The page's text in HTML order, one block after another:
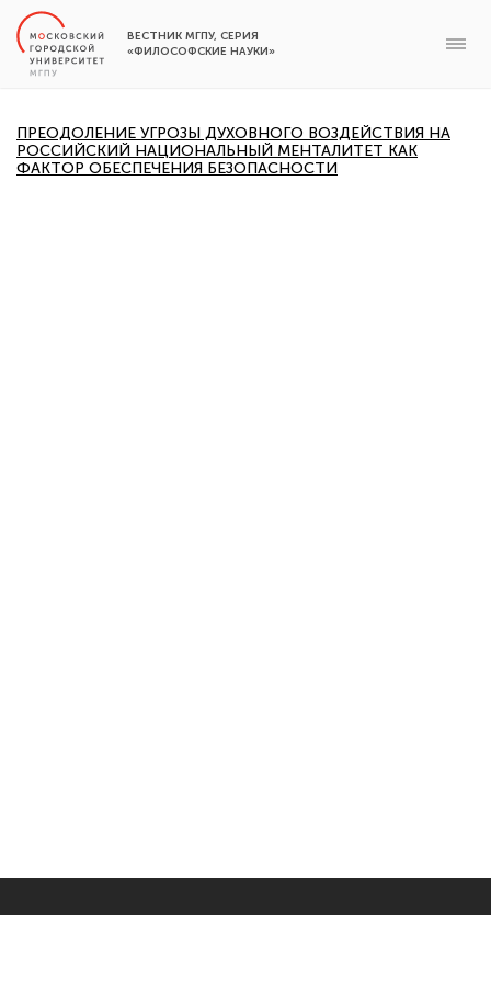
ВЕСТНИК МГПУ, СЕРИЯ
«ФИЛОСОФСКИЕ НАУКИ»
ПРЕОДОЛЕНИЕ УГРОЗЫ ДУХОВНОГО ВОЗДЕЙСТВИЯ НА
РОССИЙСКИЙ НАЦИОНАЛЬНЫЙ МЕНТАЛИТЕТ КАК
ФАКТОР ОБЕСПЕЧЕНИЯ БЕЗОПАСНОСТИ